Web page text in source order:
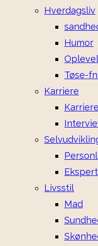
Hverdagsliv
Humor
Tøse-
Karriere
Livsstil
Mad